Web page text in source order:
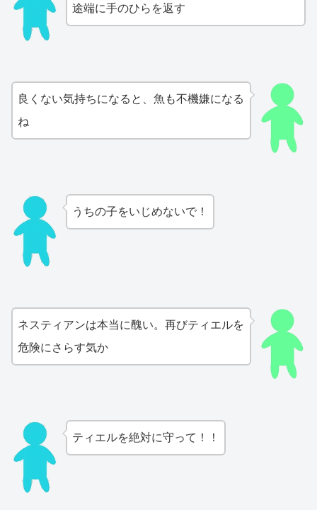
途端に手のひらを返す
良くない気持ちになると、魚も不機嫌になる
ね
うちの子をいじめないで！
ネスティアンは本当に醜い。再びティエルを
危険にさらす気か
ティエルを絶対に守って！！